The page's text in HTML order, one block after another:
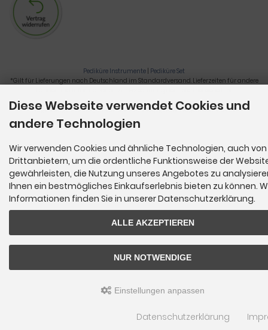
Pediküre Instrumente | Pediküre Set
*Gilt für Lieferungen nach Deutschland im Standardversand. Lieferzeiten für andere
Nagelzange, Podologie, Pediküre, Fußpflegegeräte, Nagelfräser © 2026
Diese Webseite verwendet Cookies und
andere Technologien
Wir verwenden Cookies und ähnliche Technologien, auch von
Drittanbietern, um die ordentliche Funktionsweise der
gewährleisten, die Nutzung unseres Angebotes zu
Ihnen ein bestmögliches Einkaufserlebnis bieten zu können.
Informationen finden Sie in unserer Datenschutzerklärung.
ALLE AKZEPTIEREN
NUR NOTWENDIGE
Einstellungen anpassen
Datenschutzerklärung